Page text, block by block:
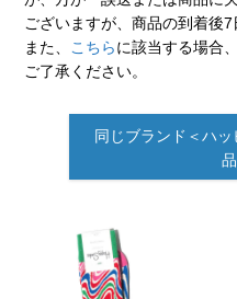
ございますが、商品の到着後
また、
こちらに該当する場合
ご了承ください。
同じブランド＜ハ